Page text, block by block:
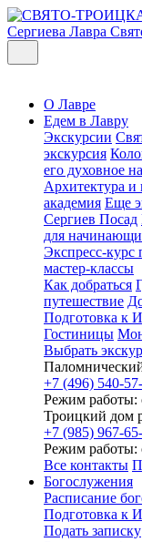
Сергиева Лавра
О Лавре
Едем в Лавру
Экскурсии
экскурсия
его духовное
Архитектура и
академия Еще
Сергиев Посад
для
Экспресс-
мастер-классы
Как добраться
путешествие
Подготовка к
Гостиницы
Выбрать
+7 (496) 540-
Режим работы:
Троицкий дом
+7 (985) 967-
Режим работы:
Все контакты
Богослужения
Расписание
Подготовка к
Подать записку